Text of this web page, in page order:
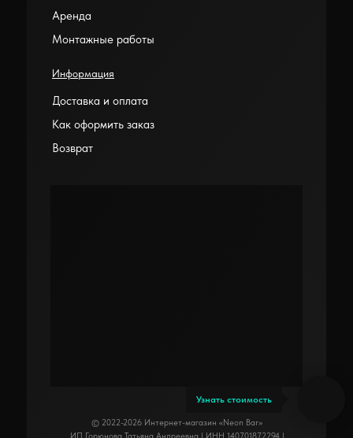
© 2022-2026 Интернет-магазин «Neon Bar»
Аренда
Монтажные работы
Информация
Доставка и оплата
Как оформить заказ
Возврат
Узнать стоимость